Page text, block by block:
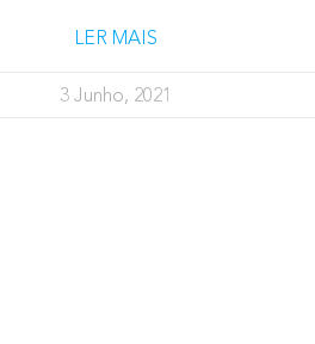
LER MAIS
3 Junho, 2021